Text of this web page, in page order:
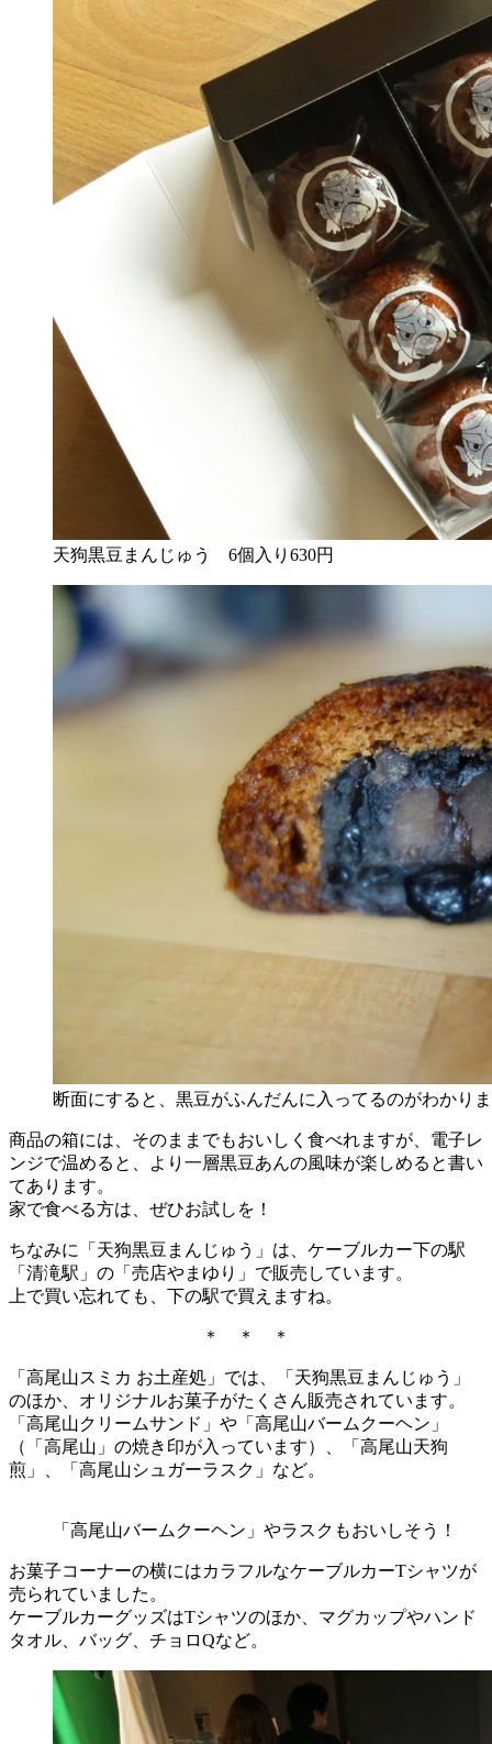
天狗黒豆まんじゅう 6個入り630円
断面にすると、黒豆がふんだんに入ってるのがわかり
商品の箱には、そのままでもおいしく食べれますが、電子レ
ンジで温めると、より一層黒豆あんの風味が楽しめると書い
てあります。
家で食べる方は、ぜひお試しを！
ちなみに「天狗黒豆まんじゅう」は、ケーブルカー下の駅
「清滝駅」の「売店やまゆり」で販売しています。
上で買い忘れても、下の駅で買えますね。
＊ ＊ ＊
「高尾山スミカ お土産処」では、「天狗黒豆まんじゅう」
のほか、オリジナルお菓子がたくさん販売されています。
「高尾山クリームサンド」や「高尾山バームクーヘン」
（「高尾山」の焼き印が入っています）、「高尾山天狗
煎」、「高尾山シュガーラスク」など。
「高尾山バームクーヘン」やラスクもおいしそう！
お菓子コーナーの横にはカラフルなケーブルカーTシャツが
売られていました。
ケーブルカーグッズはTシャツのほか、マグカップやハンド
タオル、バッグ、チョロQなど。